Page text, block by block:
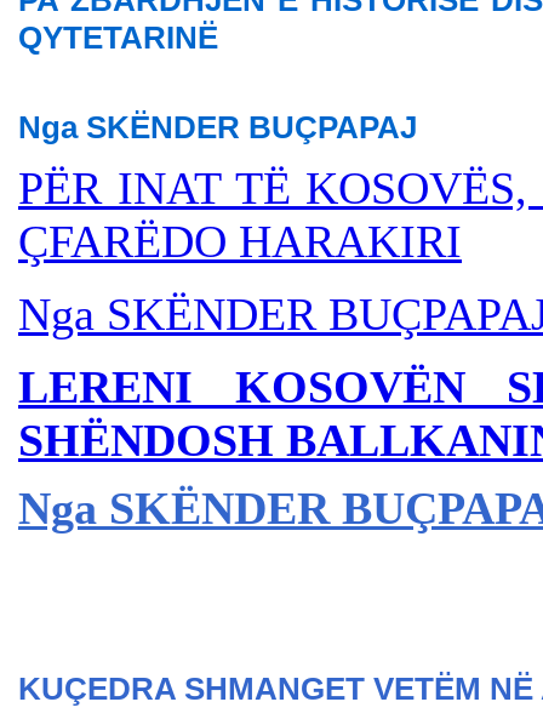
QYTETARINË
Nga SKËNDER BUÇPAPAJ
PËR INAT TË
ÇFARËDO HARAKIRI
Nga SKËNDER BU
LERENI KOSOVËN
SHËNDOSH
Nga SKËNDER BU
KUÇEDRA SHMANGET VETËM